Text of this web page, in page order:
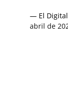
— El
abril de